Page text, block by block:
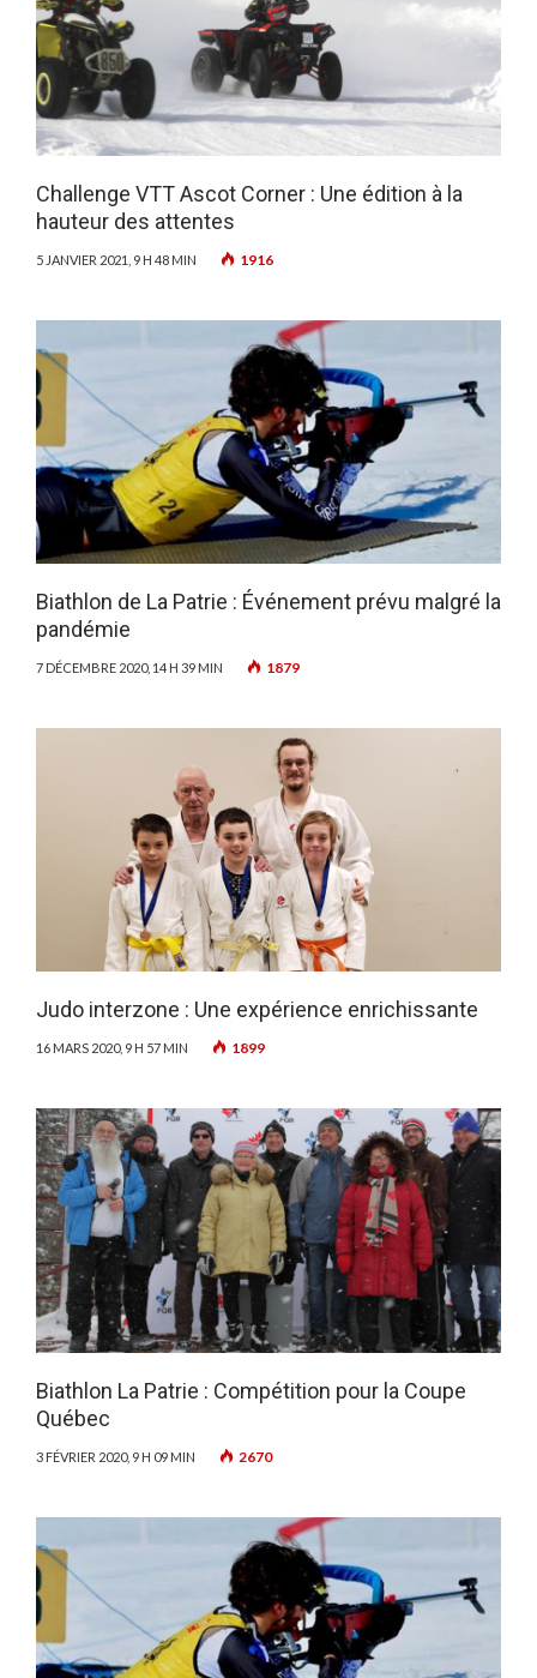
Challenge VTT Ascot Corner : Une édition à la
hauteur des attentes
5 JANVIER 2021, 9 H 48 MIN 1916
Biathlon de La Patrie : Événement prévu malgré la
pandémie
7 DÉCEMBRE 2020, 14 H 39 MIN 1879
Judo interzone : Une expérience enrichissante
16 MARS 2020, 9 H 57 MIN 1899
Biathlon La Patrie : Compétition pour la Coupe
Québec
3 FÉVRIER 2020, 9 H 09 MIN 2670